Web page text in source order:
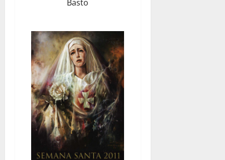
Basto